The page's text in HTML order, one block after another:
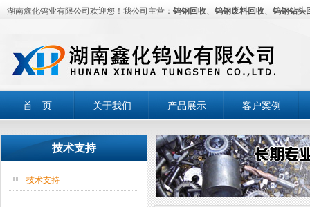
湖南鑫化钨业有限公司欢迎您！我公司主营： 钨钢回收、 钨钢废料回收、 钨钢钻头
首 页 关于我们 产品展示 客户案例
技术支持
技术支持